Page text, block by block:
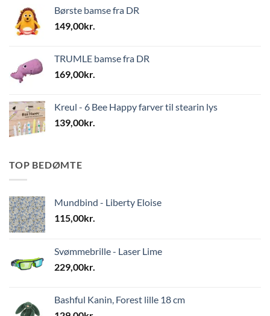
Børste bamse fra DR
149,00kr.
TRUMLE bamse fra DR
169,00kr.
Kreul - 6 Bee Happy farver til stearin lys
139,00kr.
TOP BEDØMTE
Mundbind - Liberty Eloise
115,00kr.
Svømmebrille - Laser Lime
229,00kr.
Bashful Kanin, Forest lille 18 cm